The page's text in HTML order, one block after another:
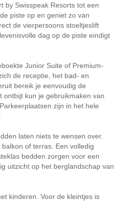
by Swisspeak Resorts tot een
piste op en geniet zo van
de vierpersoons stoeltjeslift
dag op de piste eindigt
Junior Suite of Premium-
de receptie, het bad- en
bereik je eenvoudig de
kun je gebruikmaken van
zijn in het hele
laten niets te wensen over.
of terras. Een volledig
bedden zorgen voor een
uitzicht op het berglandschap van
kinderen. Voor de kleintjes is